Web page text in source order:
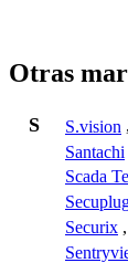
Otras
S S.vision ,
Santachi
Scada
Securix ,